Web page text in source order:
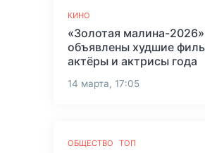
КИНО
«Золотая малина-
объявлены худшие
актёры и актрисы года
14 марта, 17:05
ОБЩЕСТВО ТОП